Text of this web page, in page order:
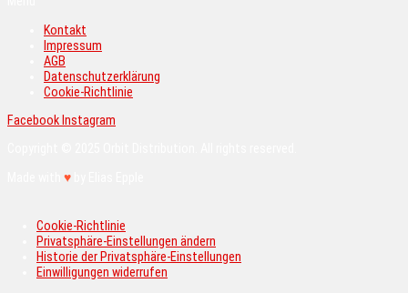
Kontakt
Impressum
AGB
Datenschutzerklärung
Cookie-Richtlinie
Facebook Instagram
♥
Cookie-Richtlinie
Privatsphäre-Einstellungen ändern
Historie der Privatsphäre-Einstellungen
Einwilligungen widerrufen